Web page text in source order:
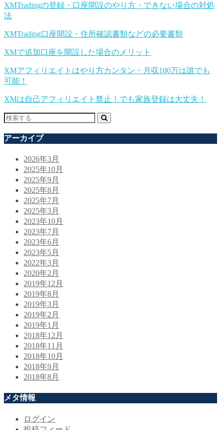
XMTradingの登録・口座開設のやり方・できない場合の対処
法
XMTrading口座開設・住所確認書類などの必要書類
XMで追加口座を開設した場合のメリット
XMアフィリエイトはやり方カンタン・月収100万は誰でも
可能！
XMは自己アフィリエイト禁止！でも家族登録は大丈夫！
アーカイブ
2026年3月
2025年10月
2025年9月
2025年8月
2025年7月
2025年3月
2023年10月
2023年7月
2023年6月
2023年5月
2022年3月
2020年2月
2019年12月
2019年8月
2019年3月
2019年2月
2019年1月
2018年12月
2018年11月
2018年10月
2018年9月
2018年8月
メタ情報
ログイン